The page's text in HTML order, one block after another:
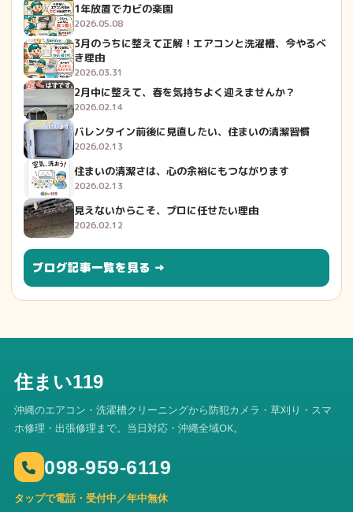
1年放置でカビの楽園
2026.05.08
3月のうちに整えて正解！エアコンと洗濯槽、今やるべ
き理由
2026.03.31
2月中に整えて、春を気持ちよく迎えませんか？
2026.02.14
バレンタイン前後に見直したい、住まいの清潔習慣
2026.02.13
住まいの清潔さは、心の余裕にもつながります
2026.02.13
見えないからこそ、プロに任せたい理由
2026.02.12
ブログ記事一覧を見る →
住まい119
沖縄のエアコン・洗濯槽クリーニングから防犯カメラ・草刈り・スマ
ホ修理・出張修理まで。当日対応・沖縄全域OK。
098-959-6119
タップで電話・受付中／年中無休